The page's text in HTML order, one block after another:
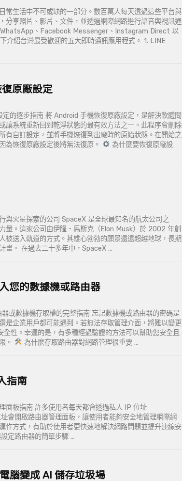
常生活中不可或缺的一部分。數百萬人每天透過這些平台與
分享照片、影片、文件，並透過網際網路進行語音與視訊通
、Facebook Messenger、Instagram Direct 以
介紹台灣最受歡迎的五大即時通訊應用程式。 1. LINE
原廠設定
的逐步指南 將 Android 手機恢復原廠設定，是解決軟體問
讓系統重新回到乾淨狀態的最有效方法之一。此程序會刪除
有自訂設定，並將手機恢復到出廠時的原始狀態。在開始之
為恢復原廠設定後將無法復原。
為什麼要恢復原廠設
與火星探索的公司 SpaceX 是全球最知名的航太公司之
量。這家公司由伊隆・馬斯克（Elon Musk）於 2002 年創
被送入軌道的方式。其雄心勃勃的願景遠遠超越地球，長期
畫。 在過去二十多年中，SpaceX ...
您的數據機或路由器
或數據機存取權的完整指南 忘記數據機或路由器的密碼是
是企業用戶都可能遇到。若無法存取管理介面，將難以變更
性。幸運的是，有多種經過驗證的方法可以幫助您安全且
。
為什麼存取路由器對網路管理很重要 ...
指南
面板指南 許多使用者每天都會透過私人 IP 位址
會開啟路由器管理面板，讓使用者能夠安全地管理網際網
作方式，有助於使用者更快速地解決網路問題並提升連線安
定路由器的簡單步驟 ...
腦變成 AI 儲存垃圾場